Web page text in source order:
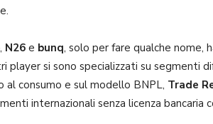
, N26 e bunq, solo per fare qualche nome,
player si sono specializzati su segmenti
al consumo e sul modello BNPL, Trade
internazionali senza licenza bancaria